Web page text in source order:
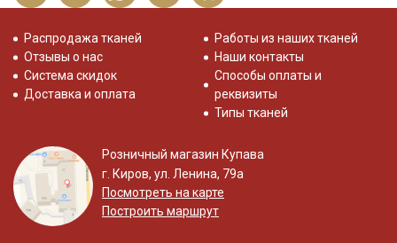
Распродажа тканей
Отзывы о нас
Система скидок
Доставка и оплата
Работы из наших тканей
Наши контакты
Способы оплаты и
реквизиты
Типы тканей
Розничный магазин Купава
г. Киров, ул. Ленина, 79а
Посмотреть на карте
Построить маршрут